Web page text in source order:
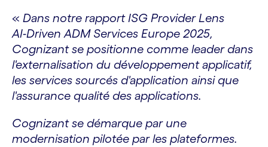
« Dans notre rapport ISG Provider Lens
AI‑Driven ADM Services Europe 2025,
Cognizant se positionne comme leader dans
l'externalisation du développement applicatif,
les services sourcés d'application ainsi que
l'assurance qualité des applications.
Cognizant se démarque par une
modernisation pilotée par les plateformes.